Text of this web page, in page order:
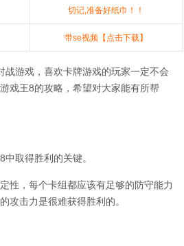
切记,准备好纸巾！！
带se视频【点击下载】
战游戏，喜欢卡牌游戏的玩家一定不会
戏王8的攻略，希望对大家能有所帮
取得胜利的关键。
性，每个卡组都应该有足够的防守能力
攻击力是很难获得胜利的。